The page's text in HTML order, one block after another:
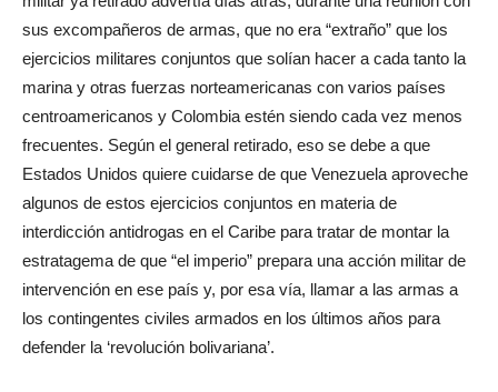
sus excompañeros de armas, que no era “extraño” que los
ejercicios militares conjuntos que solían hacer a cada tanto la
marina y otras fuerzas norteamericanas con varios países
centroamericanos y Colombia estén siendo cada vez menos
frecuentes. Según el general retirado, eso se debe a que
Estados Unidos quiere cuidarse de que Venezuela aproveche
algunos de estos ejercicios conjuntos en materia de
interdicción antidrogas en el Caribe para tratar de montar la
estratagema de que “el imperio” prepara una acción militar de
intervención en ese país y, por esa vía, llamar a las armas a
los contingentes civiles armados en los últimos años para
defender la ‘revolución bolivariana’.